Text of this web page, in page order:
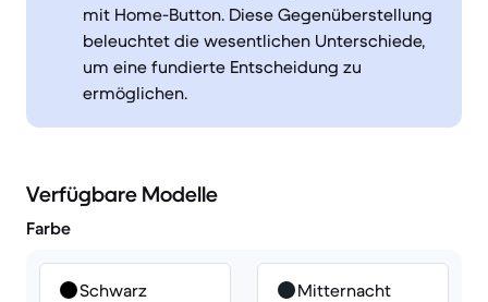
mit Home-Button. Diese Gegenüberstellung
beleuchtet die wesentlichen Unterschiede,
um eine fundierte Entscheidung zu
ermöglichen.
Verfügbare Modelle
Farbe
Schwarz Mitternacht